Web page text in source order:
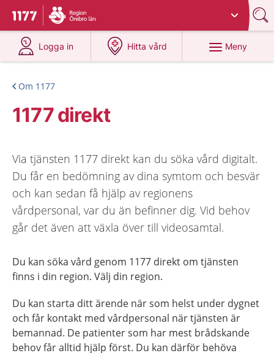
Till startsidan för 1177
Du har valt region
Logga in
på 1177.se
Hitta vård
på 1177.se
Meny
Om 1177
1177 direkt
Via tjänsten 1177 direkt kan du söka vård digitalt.
Du får en bedömning av dina symtom och besvär
och kan sedan få hjälp av regionens
vårdpersonal, var du än befinner dig. Vid behov
går det även att växla över till videosamtal.
Du kan söka vård genom 1177 direkt om tjänsten
finns i din region. Välj din region.
Du kan starta ditt ärende när som helst under dygnet
och får kontakt med vårdpersonal när tjänsten är
bemannad. De patienter som har mest brådskande
behov får alltid hjälp först. Du kan därför behöva